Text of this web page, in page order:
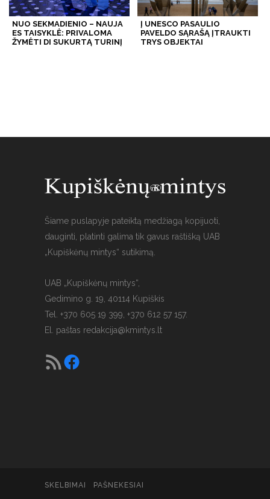
NUO SEKMADIENIO – NAUJA
ES TAISYKLĖ: PRIVALOMA
ŽYMĖTI DI SUKURTĄ TURINĮ
Į UNESCO PASAULIO
PAVELDO SĄRAŠĄ ĮTRAUKTI
TRYS OBJEKTAI
Šiame puslapyje pateiktą medžiagą kopijuoti,
dauginti, platinti galima tik gavus raštišką UAB
„Kupiškėnų mintys“ sutikimą.
UAB „Kupiškėnų mintys“,
Gedimino g. 19, 40114 Kupiškis
Tel. +370 605 19 399, +370 612 57 157.
El. paštas redakcija@kmintys.lt
SKELBIMAI PAŠNEKESIAI